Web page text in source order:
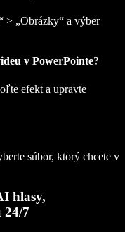
> „Obrázky“ a výber
v PowerPointe?
efekt a upravte
súbor, ktorý chcete v
hlasy,
24/7